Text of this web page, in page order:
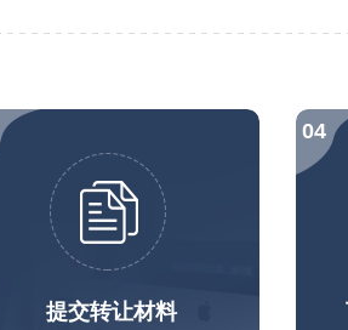
提交转让材料